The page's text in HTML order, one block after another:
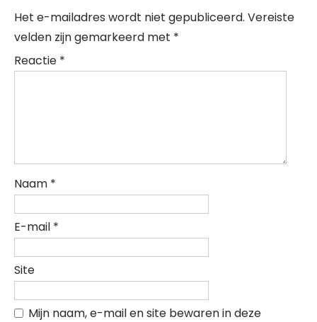
Het e-mailadres wordt niet gepubliceerd. Vereiste
velden zijn gemarkeerd met *
Reactie *
Naam *
E-mail *
Site
Mijn naam, e-mail en site bewaren in deze